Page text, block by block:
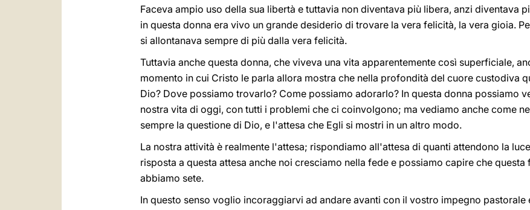
Faceva ampio uso della sua libertà e tuttavia non diventava più libera, anzi diventava
in questa donna era vivo un grande desiderio di trovare la vera felicità, la vera gioia.
si allontanava sempre di più dalla vera felicità.
Tuttavia anche questa donna, che viveva una vita apparentemente così superficiale,
momento in cui Cristo le parla allora mostra che nella profondità del cuore custodiva
Dio? Dove possiamo trovarlo? Come possiamo adorarlo? In questa donna possiamo
nostra vita di oggi, con tutti i problemi che ci coinvolgono; ma vediamo anche come
sempre la questione di Dio, e l'attesa che Egli si mostri in un altro modo.
La nostra attività è realmente l'attesa; rispondiamo all'attesa di quanti attendono la
risposta a questa attesa anche noi cresciamo nella fede e possiamo capire che
abbiamo sete.
In questo senso voglio incoraggiarvi ad andare avanti con il vostro impegno pastorale